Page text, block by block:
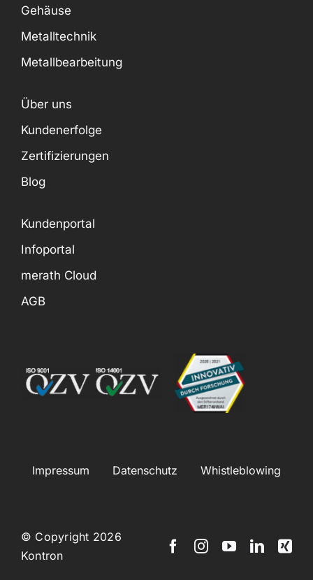
Gehäuse
Metalltechnik
Metallbearbeitung
Über uns
Kundenerfolge
Zertifizierungen
Blog
Kundenportal
Infoportal
merath Cloud
AGB
© Copyright 2026
Kontron
Impressum Datenschutz Whistleblowing